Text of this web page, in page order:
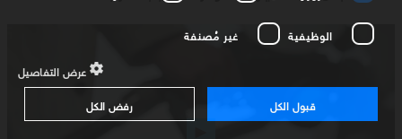
الوظيفية غير مُصنفة
عرض التفاصيل
قبول الكل
رفض الكل